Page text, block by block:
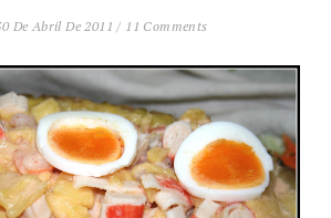
De Abril De 2011 / 11 Comments